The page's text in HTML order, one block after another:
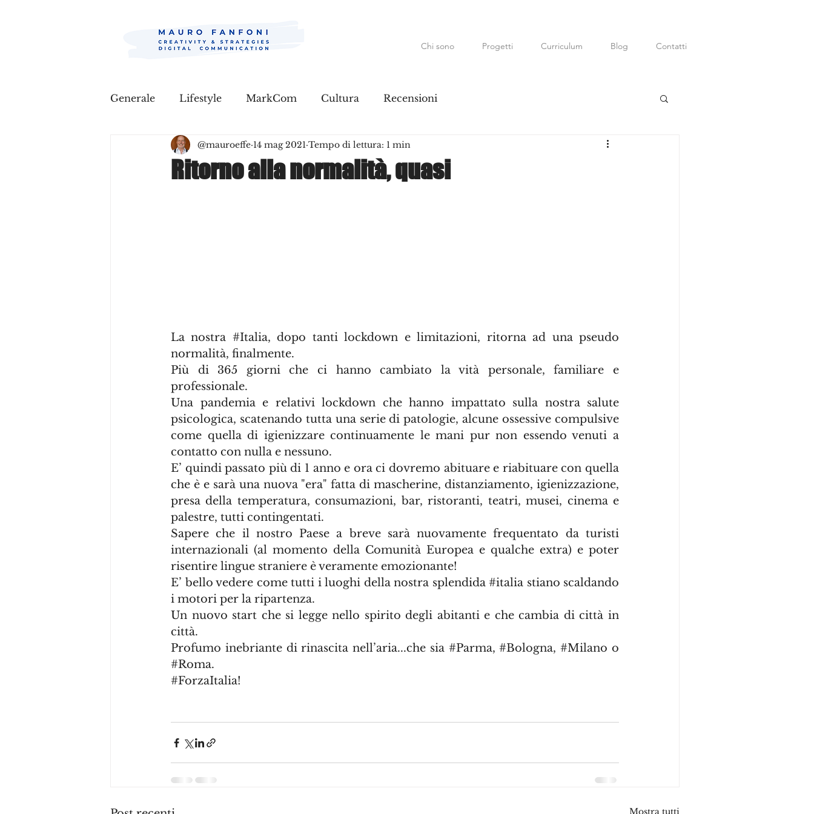
Chi sono Progetti Curriculum Blog Contatti
Generale Lifestyle MarkCom Cultura Recensioni
Ritorno alla normalità, quasi
@mauroeffe 14 mag 2021 Tempo di lettura: 1 min
La nostra #Italia, dopo tanti lockdown e limitazioni, ritorna ad una pseudo
normalità, finalmente.
Più di 365 giorni che ci hanno cambiato la vità personale, familiare e
professionale.
Una pandemia e relativi lockdown che hanno impattato sulla nostra salute
psicologica, scatenando tutta una serie di patologie, alcune ossessive compulsive
come quella di igienizzare continuamente le mani pur non essendo venuti a
contatto con nulla e nessuno.
E’ quindi passato più di 1 anno e ora ci dovremo abituare e riabituare con quella
che è e sarà una nuova "era" fatta di mascherine, distanziamento, igienizzazione,
presa della temperatura, consumazioni, bar, ristoranti, teatri, musei, cinema e
palestre, tutti contingentati.
Sapere che il nostro Paese a breve sarà nuovamente frequentato da turisti
internazionali (al momento della Comunità Europea e qualche extra) e poter
risentire lingue straniere è veramente emozionante!
E’ bello vedere come tutti i luoghi della nostra splendida #italia stiano scaldando
i motori per la ripartenza.
Un nuovo start che si legge nello spirito degli abitanti e che cambia di città in
città.
Profumo inebriante di rinascita nell’aria...che sia #Parma, #Bologna, #Milano
#Roma.
#ForzaItalia!
Mostra tutti